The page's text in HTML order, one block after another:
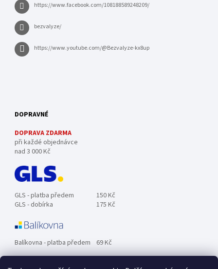
https://www.facebook.com/108188589248209/
bezvalyze/
https://www.youtube.com/@Bezvalyze-kx8up
DOPRAVNÉ
DOPRAVA ZDARMA
při každé objednávce
nad 3 000 Kč
GLS - platba předem
150 Kč
GLS - dobírka
175 Kč
Balíkovna - platba předem 69 Kč